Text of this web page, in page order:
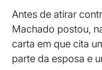
Antes de atirar
Machado postou,
carta em que cita
parte da esposa e